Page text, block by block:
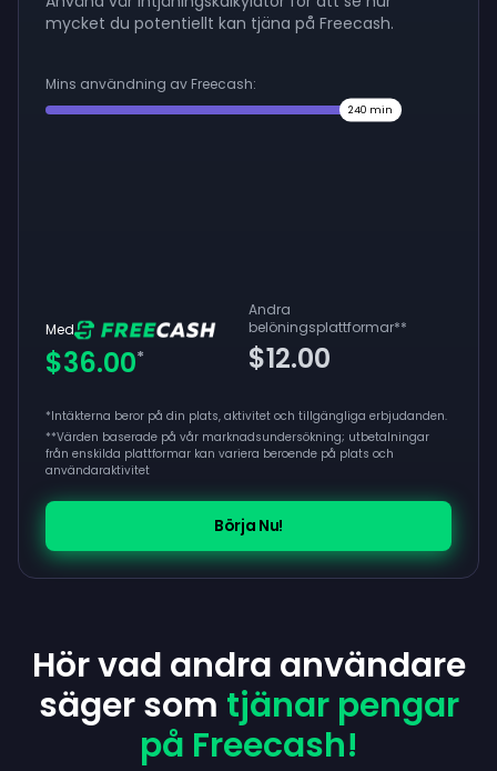
mycket du potentiellt kan tjäna på Freecash.
Mins användning av Freecash:
240 min
Med
$36.00*
Andra
belöningsplattformar**
$12.00
*Intäkterna beror på din plats, aktivitet och tillgängliga erbjudanden.
**Värden baserade på vår marknadsundersökning; utbetalningar
från enskilda plattformar kan variera beroende på plats och
användaraktivitet
Börja Nu!
Hör vad andra användare
säger som tjänar pengar
på Freecash!